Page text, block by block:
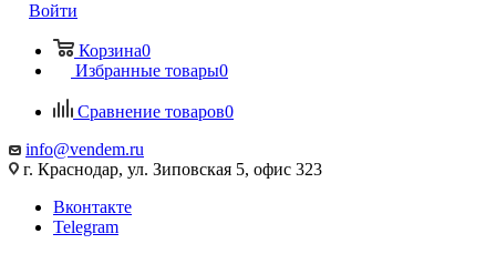
Войти
Корзина0
Избранные товары0
Сравнение товаров0
info@vendem.ru
г. Краснодар, ул. Зиповская 5, офис 323
Вконтакте
Telegram